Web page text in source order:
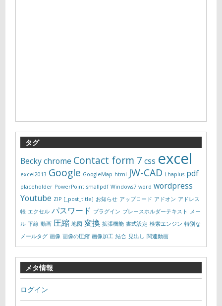
タグ
Beckychrome Contact form 7 css excel
excel2013 Google GoogleMap html JW-CAD Lhaplus pdf
placeholder PowerPoint smallpdf Windows7 word wordpress
Youtube ZIP [_post_title] お知らせ アップロード アドオン アドレス
帳 エクセル パスワード プラグイン プレースホルダーテキスト メー
ル 下線 動画 圧縮 地図 変換 拡張機能 書式設定 検索エンジン 特別な
メールタグ 画像 画像の圧縮 画像加工 結合 見出し 関連動画
メタ情報
ログイン